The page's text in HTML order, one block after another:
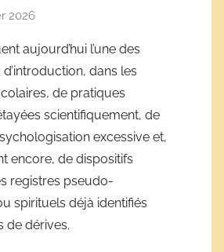
2026
r
D
é
r
i
v
e
s
s
aujourd’hui l’une des
dans les
de pratiques
scientifiquement, de
excessive et,
encore, de dispositifs
registres pseudo-
spirituels déjà identifiés
de dérives.